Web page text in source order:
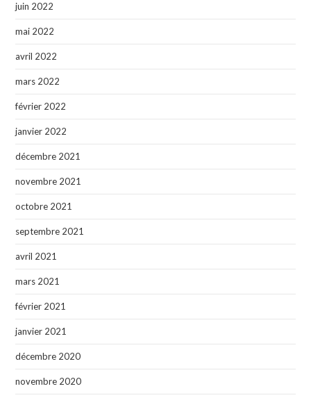
juin 2022
mai 2022
avril 2022
mars 2022
février 2022
janvier 2022
décembre 2021
novembre 2021
octobre 2021
septembre 2021
avril 2021
mars 2021
février 2021
janvier 2021
décembre 2020
novembre 2020